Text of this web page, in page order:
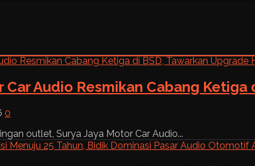
Car Audio Resmikan Cabang
0
outlet, Surya Jaya Motor Car Audio...